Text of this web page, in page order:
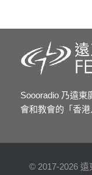
Soooradio 乃遠
會和教會的「香港
© 2017-2026 遠